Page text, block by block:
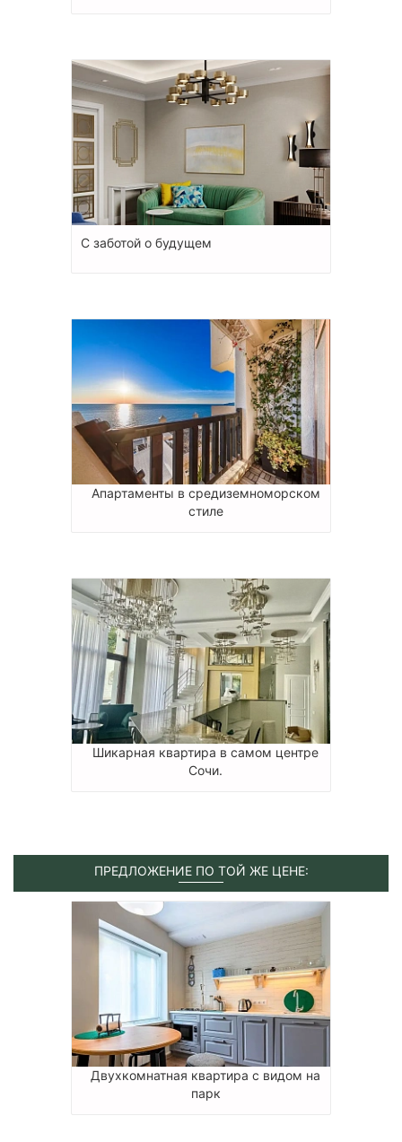
С заботой о будущем
Апартаменты в средиземноморском
стиле
Шикарная квартира в самом центре
Сочи.
ПРЕДЛОЖЕНИЕ ПО ТОЙ ЖЕ ЦЕНЕ:
Двухкомнатная квартира с видом на
парк